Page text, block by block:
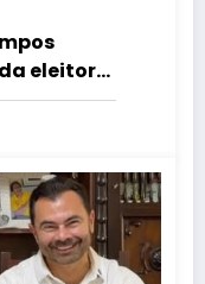
eleitoral